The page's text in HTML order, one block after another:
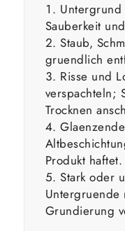
Untergrund
Sauberkeit
Staub,
gruendlich
Risse und
verspachteln;
Trocknen
Produkt haftet.
Stark oder
Untergruende
Grundierung